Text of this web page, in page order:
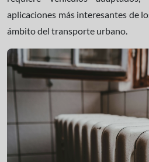
aplicaciones más interesantes de
ámbito del transporte urbano.